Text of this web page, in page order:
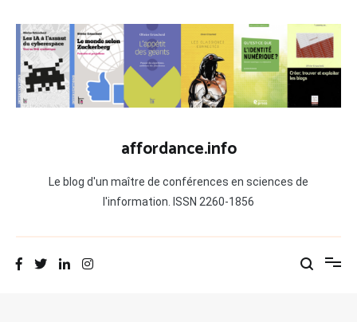
contenu
affordance.info
Le blog d'un maître de conférences en sciences de
l'information. ISSN 2260-1856